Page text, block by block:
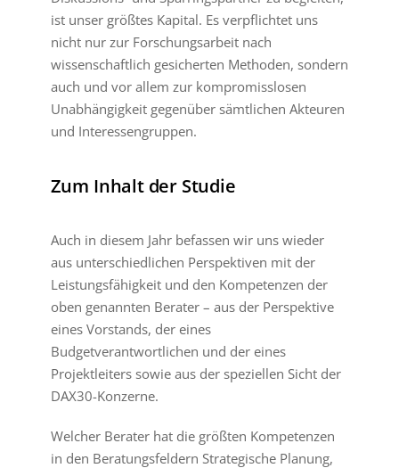
ist unser größtes Kapital. Es verpflichtet uns
nicht nur zur Forschungsarbeit nach
wissenschaftlich gesicherten Methoden, sondern
auch und vor allem zur kompromisslosen
Unabhängigkeit gegenüber sämtlichen Akteuren
und Interessengruppen.
Zum Inhalt der Studie
Auch in diesem Jahr befassen wir uns wieder
aus unterschiedlichen Perspektiven mit der
Leistungsfähigkeit und den Kompetenzen der
oben genannten Berater – aus der Perspektive
eines Vorstands, der eines
Budgetverantwortlichen und der eines
Projektleiters sowie aus der speziellen Sicht der
DAX30-Konzerne.
Welcher Berater hat die größten Kompetenzen
in den Beratungsfeldern Strategische Planung,